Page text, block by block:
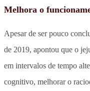
Melhora o
Apesar de ser pouco
de 2019, apontou que o
em intervalos de tempo
cognitivo, melhorar o